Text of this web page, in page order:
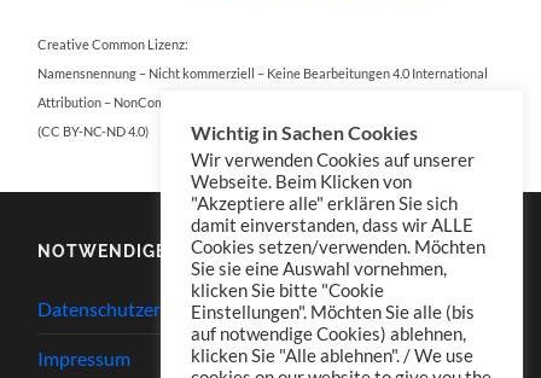
Creative Common Lizenz:
Namensnennung – Nicht kommerziell – Keine Bearbeitungen 4.0 International
Attribution – NonCommercial – NoDerivatives 4.0 International
(CC BY-NC-ND 4.0)
NOTWENDIGES
Datenschutzerklärung
Impressum
Wichtig in Sachen Cookies
Wir verwenden Cookies auf unserer
Webseite. Beim Klicken von
"Akzeptiere alle" erklären Sie sich
damit einverstanden, dass wir ALLE
Cookies setzen/verwenden. Möchten
Sie sie eine Auswahl vornehmen,
klicken Sie bitte "Cookie
Einstellungen". Möchten Sie alle (bis
auf notwendige Cookies) ablehnen,
klicken Sie "Alle ablehnen". / We use